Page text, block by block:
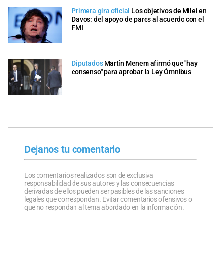
Primera gira oficial Los objetivos de Milei en
Davos: del apoyo de pares al acuerdo con el
FMI
Diputados Martín Menem afirmó que "hay
consenso" para aprobar la Ley Ómnibus
Dejanos tu comentario
Los comentarios realizados son de exclusiva
responsabilidad de sus autores y las consecuencias
derivadas de ellos pueden ser pasibles de las sanciones
legales que correspondan. Evitar comentarios ofensivos o
que no respondan al tema abordado en la información.